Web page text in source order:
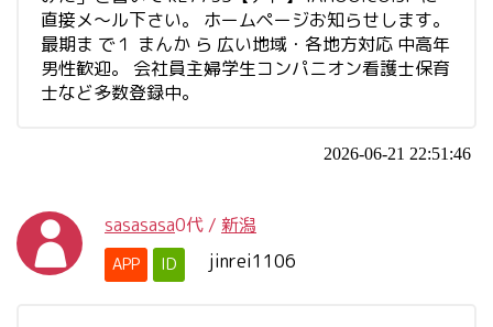
直接メ～ル下さい。 ホームページお知らせします。
最期ま で１ まんか ら 広い地域・各地方対応 中高年
男性歓迎。 会社員主婦学生コンパニオン看護士保育
士など多数登録中。
2026-06-21 22:51:46
sasasasa0代 / 新潟
APP ID jinrei1106